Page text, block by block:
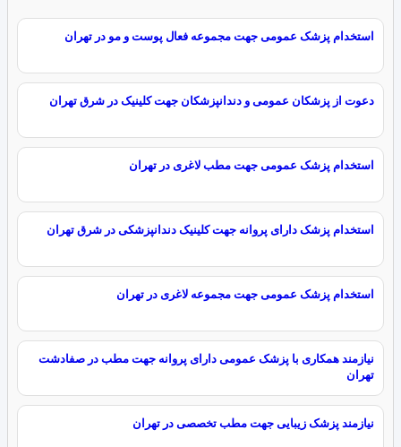
استخدام پزشک عمومی جهت مجموعه فعال پوست و مو در تهران
دعوت از پزشکان عمومی و دندانپزشکان جهت کلینیک در شرق تهران
استخدام پزشک عمومی جهت مطب لاغری در تهران
استخدام پزشک دارای پروانه جهت کلینیک دندانپزشکی در شرق تهران
استخدام پزشک عمومی جهت مجموعه لاغری در تهران
نیازمند همکاری با پزشک عمومی دارای پروانه جهت مطب در صفادشت
تهران
نیازمند پزشک زیبایی جهت مطب تخصصی در تهران